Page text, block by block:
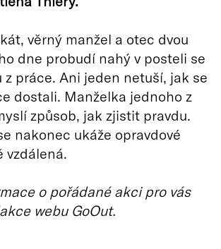
věrný manžel a otec dvou
dne probudí nahý v posteli se
z práce. Ani jeden netuší, jak se
dostali. Manželka jednoho z
způsob, jak zjistit pravdu.
nakonec ukáže opravdové
vzdálená.
o pořádané akci pro vás
webu GoOut.